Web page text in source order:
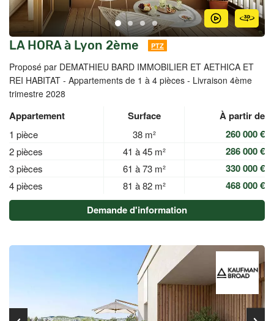
LA HORA à Lyon 2ème PTZ
Proposé par DEMATHIEU BARD IMMOBILIER ET AETHICA ET
REI HABITAT - Appartements de 1 à 4 pièces - Livraison 4ème
trimestre 2028
Appartement Surface À partir de
1 pièce 38 m² 260 000 €
2 pièces 41 à 45 m² 286 000 €
3 pièces 61 à 73 m² 330 000 €
4 pièces 81 à 82 m²
468 000 €
Demande d'information